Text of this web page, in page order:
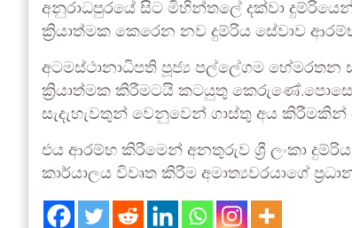
අනුරාධපුරයේ සිට මිහින්තලේ දක්වා
ක්‍රියාත්මක කෙරෙන නව දුම්රිය සේවාව
අටමස්ථානාධිපති පූජ්‍ය පල්ලේගම
ක්‍රියාත්මක කිරීමටයි කටයුතු
සැදැහැවතුන් වෙනුවෙන් ගාස්තු අය කිරීමකින්
එය ආරම්භ කිරීමෙන් අනතුරුව ශ්‍රී ලංකා
කාර්යාලය විවෘත කිරීම අමාත්‍යවරයාගේ